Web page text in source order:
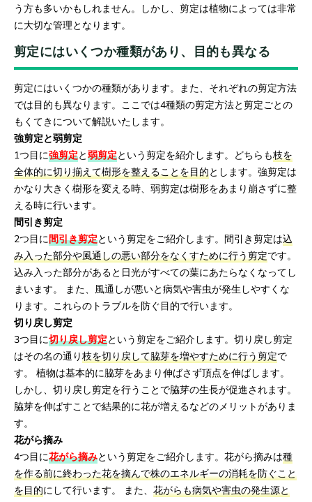
う方も多いかもしれません。しかし、剪定は植物によっては非常
に大切な管理となります。
剪定にはいくつか種類があり、目的も異なる
剪定にはいくつかの種類があります。また、それぞれの剪定方法
では目的も異なります。ここでは4種類の剪定方法と剪定ごとの
もくてきについて解説いたします。
強剪定と弱剪定
1つ目に強剪定と弱剪定という剪定を紹介します。どちらも枝を
全体的に切り揃えて樹形を整えることを目的とします。強剪定は
かなり大きく樹形を変える時、弱剪定は樹形をあまり崩さずに整
える時に行います。
間引き剪定
2つ目に間引き剪定という剪定をご紹介します。間引き剪定は込
み入った部分や風通しの悪い部分をなくすために行う剪定です。
込み入った部分があると日光がすべての葉にあたらなくなってし
まいます。 また、風通しが悪いと病気や害虫が発生しやすくな
ります。これらのトラブルを防ぐ目的で行います。
切り戻し剪定
3つ目に切り戻し剪定という剪定をご紹介します。切り戻し剪定
はその名の通り枝を切り戻して脇芽を増やすために行う剪定で
す。 植物は基本的に脇芽をあまり伸ばさず頂点を伸ばします。
しかし、切り戻し剪定を行うことで脇芽の生長が促進されます。
脇芽を伸ばすことで結果的に花が増えるなどのメリットがありま
す。
花がら摘み
4つ目に花がら摘みという剪定をご紹介します。花がら摘みは種
を作る前に終わった花を摘んで株のエネルギーの消耗を防ぐこと
を目的にして行います。 また、 花がらも病気や害虫の発生源と